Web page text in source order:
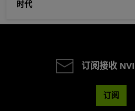
时代
订阅接收
订阅